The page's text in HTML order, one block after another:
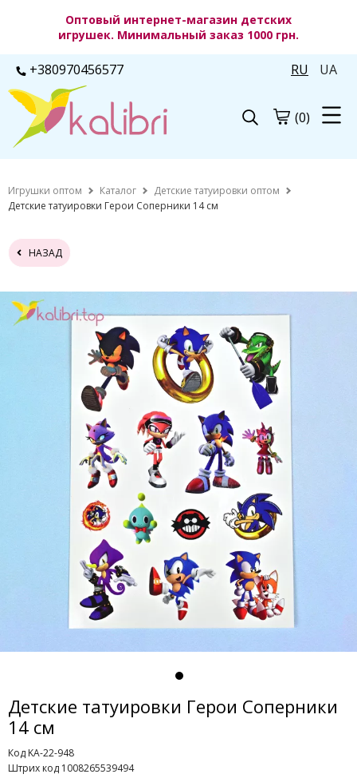
Оптовый интернет-магазин детских
игрушек. Минимальный заказ 1000 грн.
+380970456577 RU UA
(0)
Игрушки оптом Каталог
Детские татуировки оптом
Детские татуировки Герои Соперники 14 см
НАЗАД
Детские татуировки Герои Соперники
14 см
Код KA-22-948
Штрих код 1008265539494